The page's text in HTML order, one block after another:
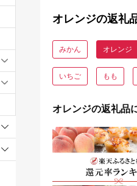
オレンジの返礼
みかん オレンジ
いちご もも
オレンジの返礼品